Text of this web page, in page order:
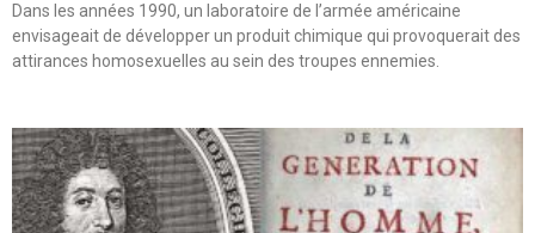
Dans les années 1990, un laboratoire de l’armée américaine
envisageait de développer un produit chimique qui provoquerait des
attirances homosexuelles au sein des troupes ennemies.